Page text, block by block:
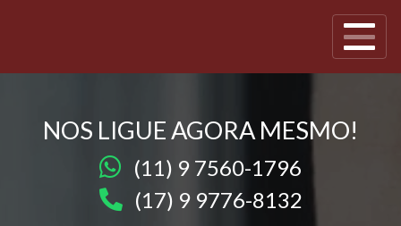
NOS LIGUE AGORA MESMO!
(11) 9 7560-1796
(17) 9 9776-8132